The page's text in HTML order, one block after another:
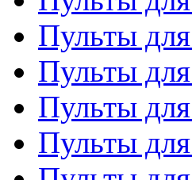
Пульты
Пульты
Пульты
Пульты